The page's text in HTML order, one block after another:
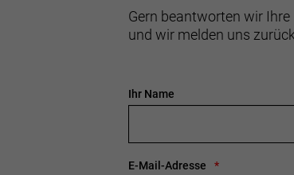
Gern beantworten wir
und wir melden uns zurück
Ihr Name
E-Mail-Adresse